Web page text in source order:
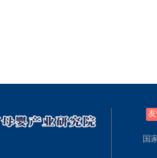
国